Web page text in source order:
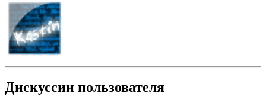
Дискуссии пользователя